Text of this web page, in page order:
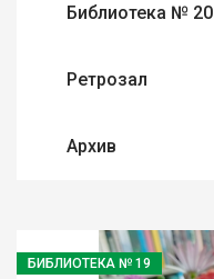
Библиотека № 20
Ретрозал
Архив
БИБЛИОТЕКА № 19